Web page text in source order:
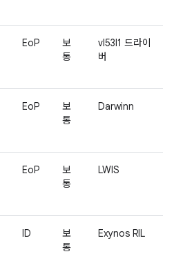
EoP
보
통
vl53l1 드라이
버
EoP
보
통
Darwinn
EoP
보
통
LWIS
ID
보
통
Exynos RIL